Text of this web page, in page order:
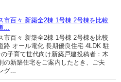
市百々 新築全2棟 1号棟 2号棟を比較
...
市百々 新築全2棟 1号棟 2号棟を比較
路 オール電化 長期優良住宅 4LDK 駐
子育て世代向け新築戸建投稿者：木
の新築住宅をご案内したとき、ご夫
グ...